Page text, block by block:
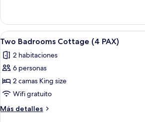
Cottage
Suite
Abrir
todas
las
fotos
de
Two
Badrooms
Cottage
Una sala
23
Two Badrooms Cottage (4 PAX)
2 habitaciones
6 personas
2 camas King size
Wifi gratuito
Más detalles
Más